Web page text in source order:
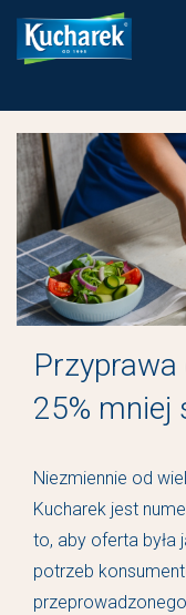
Skip
25% mniej
Niezmiennie od
Kucharek jest
to, aby oferta była
potrzeb